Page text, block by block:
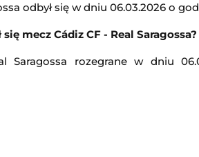
odbył się w dniu 06.03.2026 o
mecz Cádiz CF - Real Saragossa?
Saragossa rozegrane w dniu